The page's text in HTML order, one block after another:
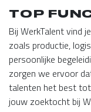
TOP
Bij WerkTalent vind
zoals productie,
persoonlijke
zorgen we ervoor
talenten het best
jouw zoektocht bij